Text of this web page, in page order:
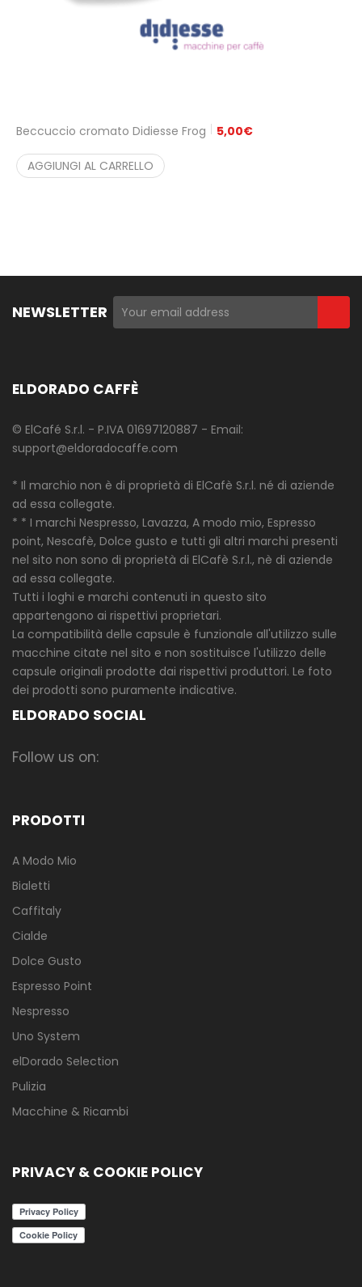
Beccuccio cromato Didiesse Frog 5,00€
AGGIUNGI AL CARRELLO
NEWSLETTER
ELDORADO CAFFÈ
© ElCafé S.r.l. - P.IVA 01697120887 - Email:
support@eldoradocaffe.com
* Il marchio non è di proprietà di ElCafè S.r.l. né di aziende
ad essa collegate.
* * I marchi Nespresso, Lavazza, A modo mio, Espresso
point, Nescafè, Dolce gusto e tutti gli altri marchi presenti
nel sito non sono di proprietà di ElCafè S.r.l., nè di aziende
ad essa collegate.
Tutti i loghi e marchi contenuti in questo sito
appartengono ai rispettivi proprietari.
La compatibilità delle capsule è funzionale all'utilizzo sulle
macchine citate nel sito e non sostituisce l'utilizzo delle
capsule originali prodotte dai rispettivi produttori. Le foto
dei prodotti sono puramente indicative.
ELDORADO SOCIAL
Follow us on:
PRODOTTI
A Modo Mio
Bialetti
Caffitaly
Cialde
Dolce Gusto
Espresso Point
Nespresso
Uno System
elDorado Selection
Pulizia
Macchine & Ricambi
PRIVACY & COOKIE POLICY